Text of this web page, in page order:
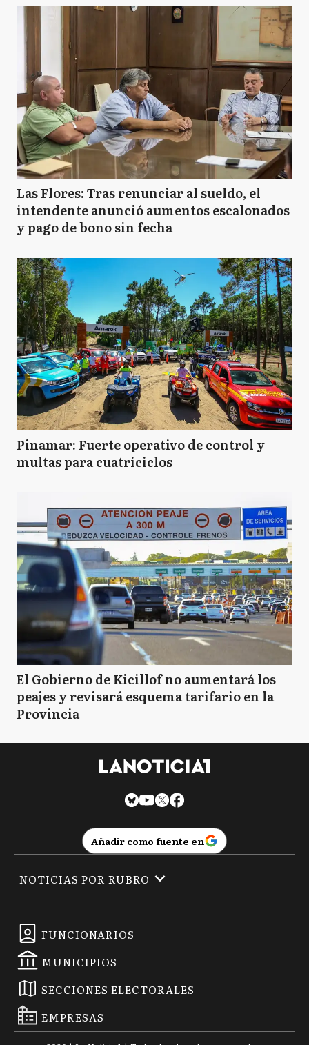
Las Flores: Tras renunciar al sueldo, el
intendente anunció aumentos escalonados
y pago de bono sin fecha
Pinamar: Fuerte operativo de control y
multas para cuatriciclos
El Gobierno de Kicillof no aumentará los
peajes y revisará esquema tarifario en la
Provincia
Añadir como fuente en
FUNCIONARIOS
MUNICIPIOS
SECCIONES ELECTORALES
EMPRESAS
NOTICIAS POR RUBRO